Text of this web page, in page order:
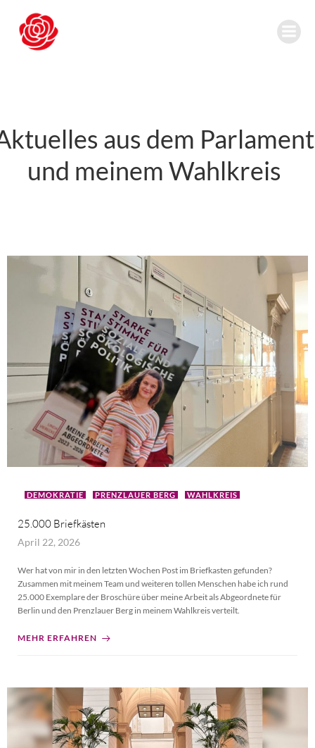
aus dem Parlament
und meinem Wahlkreis
DEMOKRATIE PRENZLAUER BERG WAHLKREIS
25.000 Briefkästen
April 22, 2026
Wer hat von mir in den letzten Wochen Post im Briefkasten gefunden?
Zusammen mit meinem Team und weiteren tollen Menschen habe ich rund
25.000 Exemplare der Broschüre über meine Arbeit als Abgeordnete für
Berlin und den Prenzlauer Berg in meinem Wahlkreis verteilt.
MEHR ERFAHREN